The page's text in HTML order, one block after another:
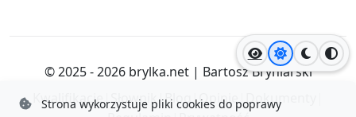
Jasny motyw
Ciemny
© 2025 - 2026 brylka.net| Bartosz Bryniarski
Kwalifikacje|Słownik|Blog|Opinie|Dokumenty
Strona wykorzystuje pliki cookies do poprawy